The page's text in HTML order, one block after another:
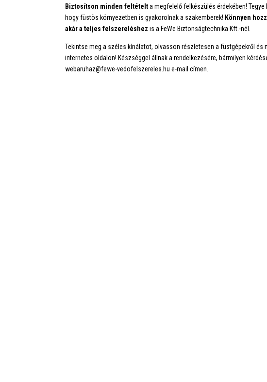
Biztosítson minden feltételta megfelelő felkészülés érdekében!
hogy füstös környezetben is gyakorolnak a szakemberek! Könnyen
akár a teljes felszereléshez is a FeWe Biztonságtechnika Kft.-nél.
Tekintse meg a széles kínálatot, olvasson részletesen a füstgépekről és
internetes oldalon! Készséggel állnak a rendelkezésére, bármilyen
webaruhaz@fewe-vedofelszereles.hu e-mail címen.